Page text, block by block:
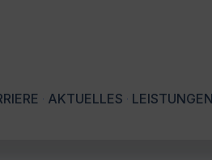
AKTUELLES LEISTUNGEN